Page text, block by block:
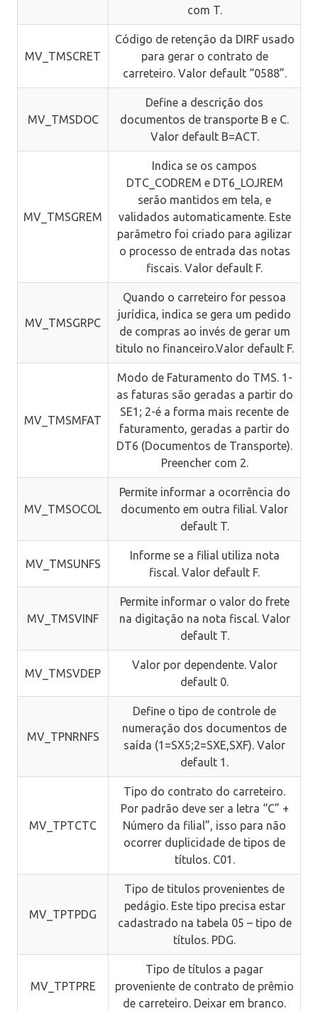
com T.
MV_TMSCRET
Código de retenção da DIRF usado
para gerar o contrato de
carreteiro. Valor default “0588”.
MV_TMSDOC
Define a descrição dos
documentos de transporte B e C.
Valor default B=ACT.
MV_TMSGREM
Indica se os campos
DTC_CODREM e DT6_LOJREM
serão mantidos em tela, e
validados automaticamente. Este
parâmetro foi criado para agilizar
o processo de entrada das notas
fiscais. Valor default F.
MV_TMSGRPC
Quando o carreteiro for pessoa
jurídica, indica se gera um pedido
de compras ao invés de gerar um
titulo no financeiro.Valor default F.
MV_TMSMFAT
Modo de Faturamento do TMS. 1-
as faturas são geradas a partir do
SE1; 2-é a forma mais recente de
faturamento, geradas a partir do
DT6 (Documentos de Transporte).
Preencher com 2.
MV_TMSOCOL
Permite informar a ocorrência do
documento em outra filial. Valor
default T.
MV_TMSUNFS
Informe se a filial utiliza nota
fiscal. Valor default F.
MV_TMSVINF
Permite informar o valor do frete
na digitação na nota fiscal. Valor
default T.
MV_TMSVDEP
Valor por dependente. Valor
default 0.
MV_TPNRNFS
Define o tipo de controle de
numeração dos documentos de
saída (1=SX5;2=SXE,SXF). Valor
default 1.
MV_TPTCTC
Tipo do contrato do carreteiro.
Por padrão deve ser a letra “C” +
Número da filial”, isso para não
ocorrer duplicidade de tipos de
títulos. C01.
MV_TPTPDG
Tipo de titulos provenientes de
pedágio. Este tipo precisa estar
cadastrado na tabela 05 – tipo de
títulos. PDG.
MV_TPTPRE
Tipo de títulos a pagar
proveniente de contrato de prêmio
de carreteiro. Deixar em branco.